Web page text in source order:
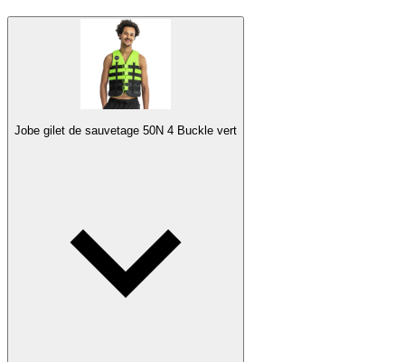
Jobe gilet de sauvetage 50N 4 Buckle vert